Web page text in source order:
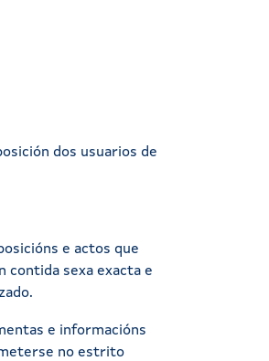
dos usuarios de
e actos que
contida sexa exacta e
e informacións
no estrito